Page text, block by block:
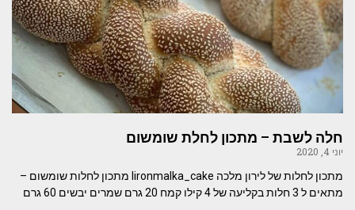
חלה לשבת – מתכון לחלת שומשום
יוני 4, 2020
מתכון לחלות של לירון מלכה lironmalka_cake מתכון לחלות שומשום –
מתאים ל 3 חלות בקליעה של 4 קילו קמח 20 גרם שמרים יבשים 60 גרם